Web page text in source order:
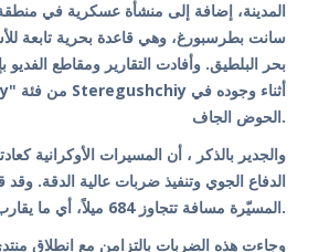
المدينة، إضافة إلى منشأة عسكرية في
سانت بطرسبورغ، وهي قاعدة بحرية تابعة
بحر البلطيق. وأفادت التقارير ومقاطع الفديو
الحوض الجاف.
والجدير بالذكر ، أن المسيرات الأوكرانية
الدفاع الجوي وتنفيذ ضربات عالية الدقة.
المسيّرة مسافة تتجاوز 684 ميلاً، أي ما يقارب 1100 كيلومتر.
وجاءت هذه الضربات بالتزامن مع انطلاق